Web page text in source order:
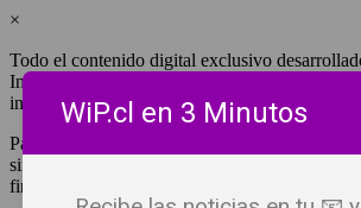
×
Todo el contenido digital exclusivo
Independent Press Chile, cuenta con derechos
intelectual.
Para tener acceso a una copia y/o impresión de
sin fines de lucro, debes ser
fines comerciales debes contactar al e-mail
WiP.cl en 3 Minutos